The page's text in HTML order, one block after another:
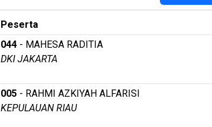
Peserta
044 - MAHESA RADITIA
DKI JAKARTA
005 - RAHMI AZKIYAH ALFARISI
KEPULAUAN RIAU